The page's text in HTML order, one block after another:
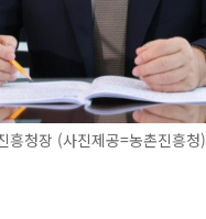
흥청장 (사진제공=농촌진흥청)